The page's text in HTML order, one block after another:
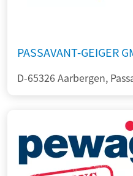
PASSAVANT-GEIGER
D-65326 Aarbergen,